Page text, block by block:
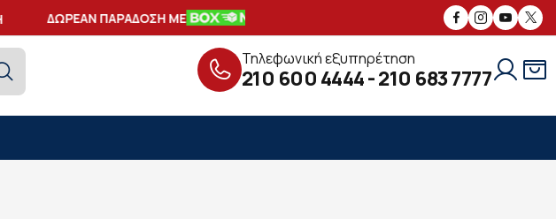
ΔΩΡΕΑΝ ΠΑΡΑΔΟΣΗ ΜΕ ΣΥΝΑΛΛΑΓΕΣ
Τηλεφωνική εξυπηρέτηση
210 600 4444-210 683 7777